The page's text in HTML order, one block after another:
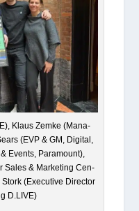
Klaus Zemke (Mana­
(EVP & GM, Digi­tal,
Events, Para­mount),
Sales & Mar­ke­ting Cen­
(Exe­cu­tive Direc­tor
D.LIVE)